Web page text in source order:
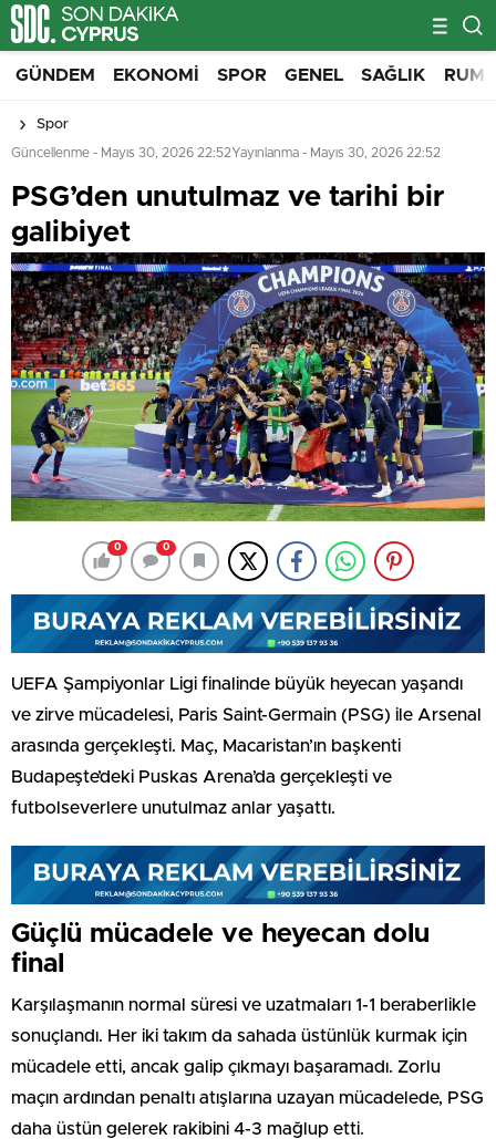
GÜNDEM EKONOMI SPOR GENEL SAĞLIK RUM
Spor
Güncellenme - Mayıs 30, 2026 22:52Yayınlanma - Mayıs 30, 2026 22:52
PSG’den unutulmaz ve tarihi bir
galibiyet
0 0
UEFA Şampiyonlar Ligi finalinde büyük heyecan yaşandı
ve zirve mücadelesi, Paris Saint-Germain (PSG) ile Arsenal
arasında gerçekleşti. Maç, Macaristan’ın başkenti
Budapeşte’deki Puskas Arena’da gerçekleşti ve
futbolseverlere unutulmaz anlar yaşattı.
Güçlü mücadele ve heyecan dolu
final
Karşılaşmanın normal süresi ve uzatmaları 1-1 beraberlikle
sonuçlandı. Her iki takım da sahada üstünlük kurmak için
mücadele etti, ancak galip çıkmayı başaramadı. Zorlu
maçın ardından penaltı atışlarına uzayan mücadelede, PSG
daha üstün gelerek rakibini 4-3 mağlup etti.